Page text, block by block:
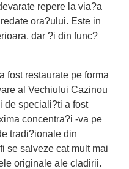
repere la via?a
ora?ului. Este in
dar ?i din func?
fost restaurate pe forma
al Vechiului Cazinou
de speciali?ti a fost
concentra?i -va pe
tradi?ionale din
se salveze cat mult mai
originale ale cladirii.